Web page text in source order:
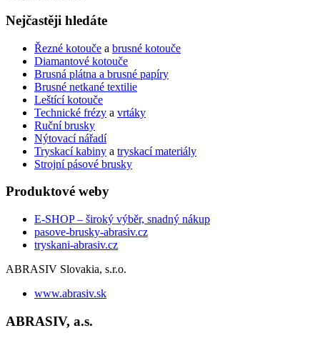
Nejčastěji hledáte
Řezné kotouče a brusné kotouče
Diamantové kotouče
Brusná plátna a brusné papíry
Brusné netkané textilie
Leštící kotouče
Technické frézy a vrtáky
Ruční brusky
Nýtovací nářadí
Tryskací kabiny a tryskací materiály
Strojní pásové brusky
Produktové weby
E-SHOP – široký výběr, snadný nákup
pasove-brusky-abrasiv.cz
tryskani-abrasiv.cz
ABRASIV Slovakia, s.r.o.
www.abrasiv.sk
ABRASIV, a.s.